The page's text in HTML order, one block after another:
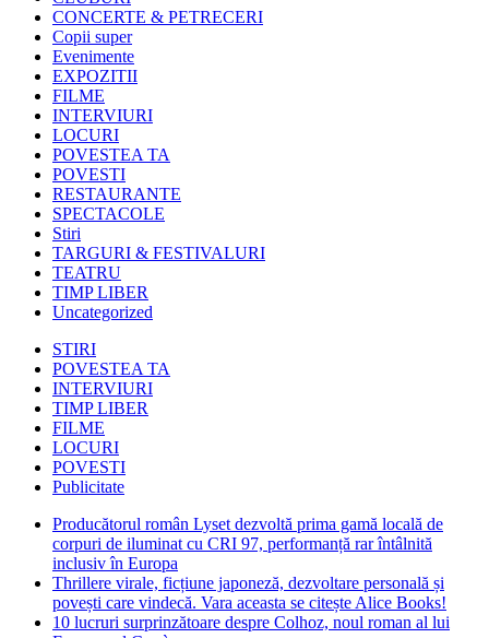
CONCERTE & PETRECERI
Copii super
Evenimente
EXPOZITII
FILME
INTERVIURI
LOCURI
POVESTEA TA
POVESTI
RESTAURANTE
SPECTACOLE
Stiri
TARGURI & FESTIVALURI
TEATRU
TIMP LIBER
Uncategorized
STIRI
POVESTEA TA
INTERVIURI
TIMP LIBER
FILME
LOCURI
POVESTI
Publicitate
Producătorul român Lyset dezvoltă prima gamă locală de
corpuri de iluminat cu CRI 97, performanță rar întâlnită
inclusiv în Europa
Thrillere virale, ficțiune japoneză, dezvoltare personală și
povești care vindecă. Vara aceasta se citește Alice Books!
10 lucruri surprinzătoare despre Colhoz, noul roman al lui